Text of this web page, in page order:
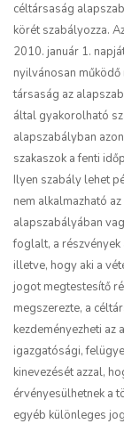
céltársaság
körét szabályozza.
2010. január 1.
nyilvánosan
társaság az
által gyakorolható
alapszabályban
szakaszok a fenti
Ilyen szabály lehet
nem alkalmazható
alapszabályában
foglalt, a
illetve, hogy aki a
jogot megtestesítő
megszerezte, a
kezdeményezheti
igazgatósági,
kinevezését azzal,
érvényesülhetnek a
egyéb különleges